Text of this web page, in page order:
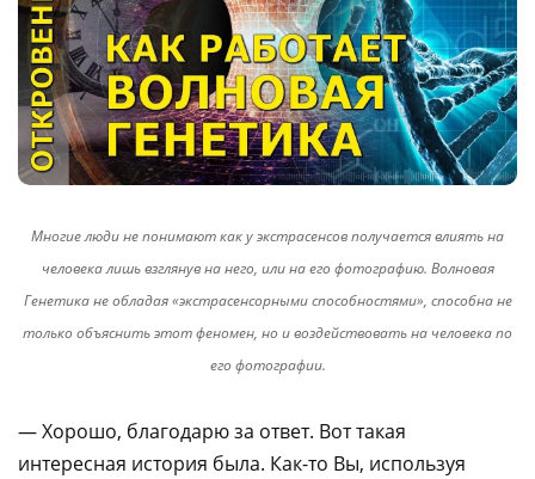
Многие люди не понимают как у экстрасенсов получается влиять на
человека лишь взглянув на него, или на его фотографию. Волновая
Генетика не обладая «экстрасенсорными способностями», способна не
только объяснить этот феномен, но и воздействовать на человека по
его фотографии.
— Хорошо, благодарю за ответ. Вот такая
интересная история была. Как-то Вы, используя